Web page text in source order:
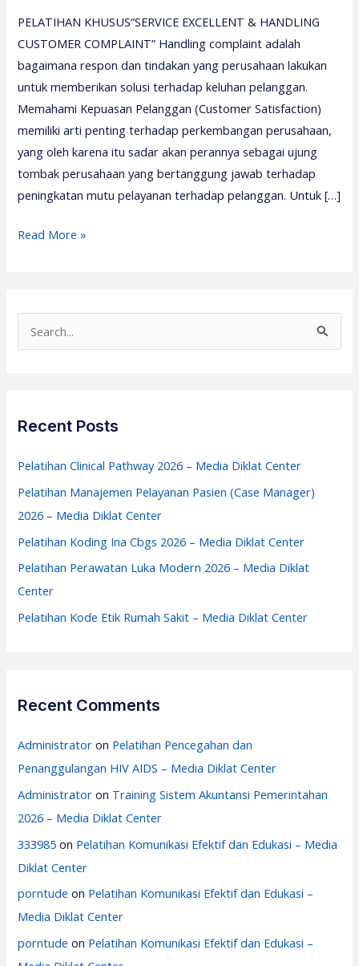
PELATIHAN KHUSUS“SERVICE EXCELLENT & HANDLING
CUSTOMER COMPLAINT” Handling complaint adalah
bagaimana respon dan tindakan yang perusahaan lakukan
untuk memberikan solusi terhadap keluhan pelanggan.
Memahami Kepuasan Pelanggan (Customer Satisfaction)
memiliki arti penting terhadap perkembangan perusahaan,
yang oleh karena itu sadar akan perannya sebagai ujung
tombak perusahaan yang bertanggung jawab terhadap
peningkatan mutu pelayanan terhadap pelanggan. Untuk […]
Pelatihan
Service
Diklat
Read More »
e
c
f
o
r
Recent Posts
Pelatihan Clinical Pathway 2026 – Media Diklat Center
Pelatihan Manajemen Pelayanan Pasien (Case Manager)
2026 – Media Diklat Center
Pelatihan Koding Ina Cbgs 2026 – Media Diklat Center
Pelatihan Perawatan Luka Modern 2026 – Media Diklat
Center
Pelatihan Kode Etik Rumah Sakit – Media Diklat Center
Recent Comments
Administrator on Pelatihan Pencegahan dan
Penanggulangan HIV AIDS – Media Diklat Center
Administrator on Training Sistem Akuntansi Pemerintahan
2026 – Media Diklat Center
333985 on Pelatihan Komunikasi Efektif dan Edukasi – Media
Diklat Center
porntude on Pelatihan Komunikasi Efektif dan Edukasi –
Media Diklat Center
porntude on Pelatihan Komunikasi Efektif dan Edukasi –